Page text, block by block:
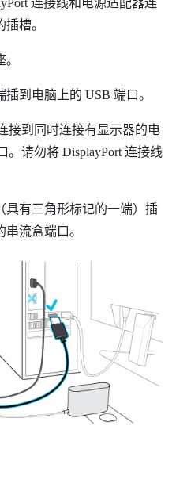
连接线和电源适配器连
槽。
到电脑上的 USB 端口。
接到同时连接有显示器的电
。请勿将 DisplayPort连接线
具有三角形标记的一端）插
流盒端口。